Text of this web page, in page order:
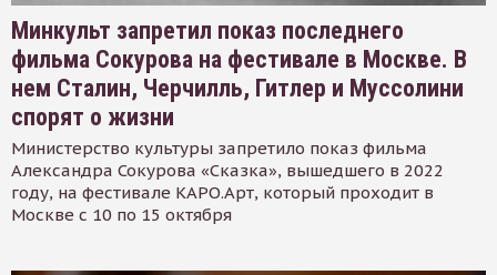
Минкульт запретил показ последнего
фильма Сокурова на фестивале в Москве. В
нем Сталин, Черчилль, Гитлер и Муссолини
спорят о жизни
Министерство культуры запретило показ фильма
Александра Сокурова «Сказка», вышедшего в 2022
году, на фестивале КАРО.Арт, который проходит в
Москве с 10 по 15 октября